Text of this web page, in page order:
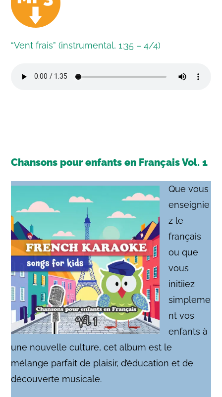
“Vent frais” (instrumental, 1:35 – 4/4)
Chansons pour enfants en Français Vol. 1
Que vous
enseignie
z le
français
ou que
vous
initiiez
simpleme
nt vos
enfants à
une nouvelle culture, cet album est le
mélange parfait de plaisir, d’éducation et de
découverte musicale.